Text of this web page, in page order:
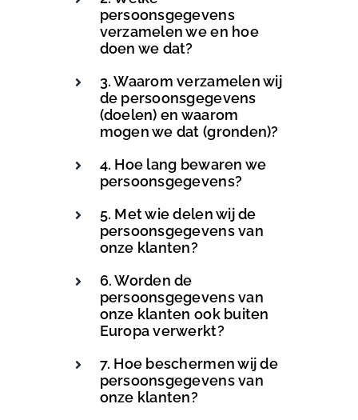
persoonsgegevens
verzamelen we en hoe
doen we dat?
3. Waarom verzamelen wij
de persoonsgegevens
(doelen) en waarom
mogen we dat (gronden)?
4. Hoe lang bewaren we
persoonsgegevens?
5. Met wie delen wij de
persoonsgegevens van
onze klanten?
6. Worden de
persoonsgegevens van
onze klanten ook buiten
Europa verwerkt?
7. Hoe beschermen wij de
persoonsgegevens van
onze klanten?